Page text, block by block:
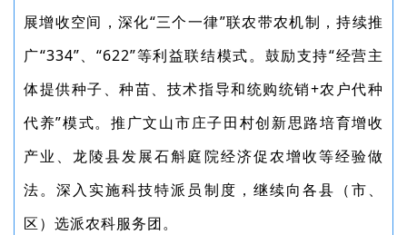
展增收空间，深化“三个一律”联农带农机制，持续推
广“334”、“622”等利益联结模式。鼓励支持“经营主
体提供种子、种苗、技术指导和统购统销+农户代种
代养”模式。推广文山市庄子田村创新思路培育增收
产业、龙陵县发展石斛庭院经济促农增收等经验做
法。深入实施科技特派员制度，继续向各县（市、
区）选派农科服务团。